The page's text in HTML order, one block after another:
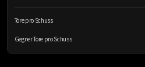
Tore pro Schuss
Gegner Tore pro Schuss